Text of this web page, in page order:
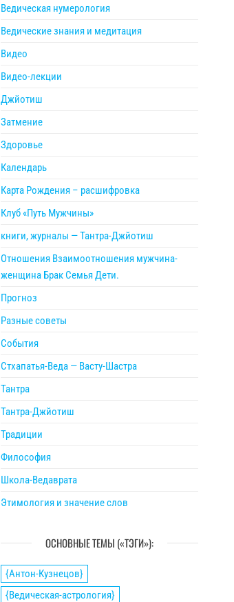
Ведическая нумерология
Ведические знания и медитация
Видео
Видео-лекции
Джйотиш
Затмение
Здоровье
Календарь
Карта Рождения – расшифровка
Клуб «Путь Мужчины»
книги, журналы — Тантра-Джйотиш
Отношения Взаимоотношения мужчина-
женщина Брак Семья Дети.
Прогноз
Разные советы
События
Стхапатья-Веда — Васту-Шастра
Тантра
Тантра-Джйотиш
Традиции
Философия
Школа-Ведаврата
Этимология и значение слов
ОСНОВНЫЕ ТЕМЫ («ТЭГИ»):
{Антон-Кузнецов}
{Ведическая-астрология}